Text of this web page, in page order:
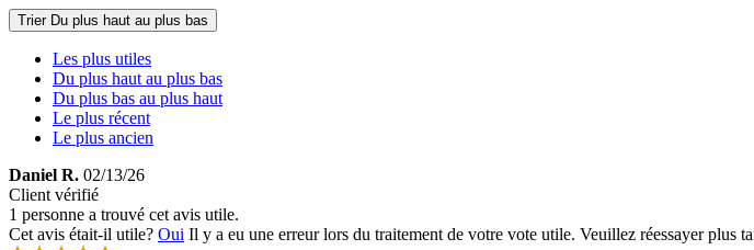
Trier Du plus haut au plus bas
Les plus utiles
Du plus haut au plus bas
Du plus bas au plus haut
Le plus récent
Le plus ancien
Daniel R. 02/13/26
Client vérifié
1 personne a trouvé cet avis utile.
Cet avis était-il utile? Oui Il y a eu une erreur lors du traitement de votre vote utile. Veuillez réessayer plus